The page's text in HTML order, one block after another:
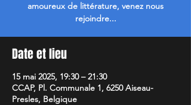
amoureux de littérature, venez nous
rejoindre...
Date et lieu
15 mai 2025, 19:30 – 21:30
CCAP, Pl. Communale 1, 6250 Aiseau-
Presles, Belgique